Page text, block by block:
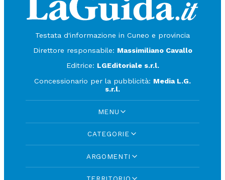
Testata d'informazione in Cuneo e provincia
Direttore responsabile: Massimiliano Cavallo
Editrice: LGEditoriale s.r.l.
Concessionario per la pubblicità: Media L.G.
s.r.l.
MENU
CATEGORIE
ARGOMENTI